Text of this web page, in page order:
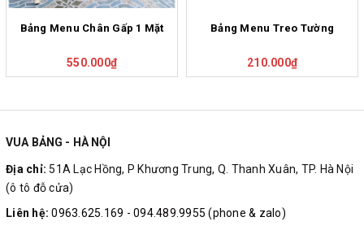
Bảng Menu Chân Gấp 1 Mặt
550.000₫
Bảng Menu Treo Tường
210.000₫
VUA BẢNG - HÀ NỘI
Địa chỉ: 51A Lạc Hồng, P Khương Trung, Q. Thanh Xuân, TP. Hà Nội
(ô tô đỗ cửa)
Liên hệ:0963.625.169 - 094.489.9955 (phone & zalo)